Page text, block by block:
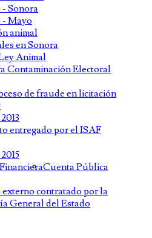
- Sonora
- Mayo
animal
en Sonora
Animal
Contaminación Electoral
de fraude en licitación
entregado por el ISAF
Cuenta Pública
externo contratado por la
General del Estado